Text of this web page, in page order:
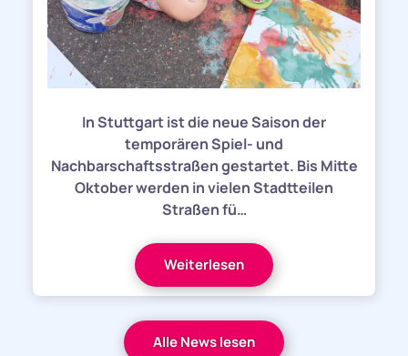
In Stuttgart ist die neue Saison der
temporären Spiel- und
Nachbarschaftsstraßen gestartet. Bis Mitte
Oktober werden in vielen Stadtteilen
Straßen fü…
Weiterlesen
Alle News lesen